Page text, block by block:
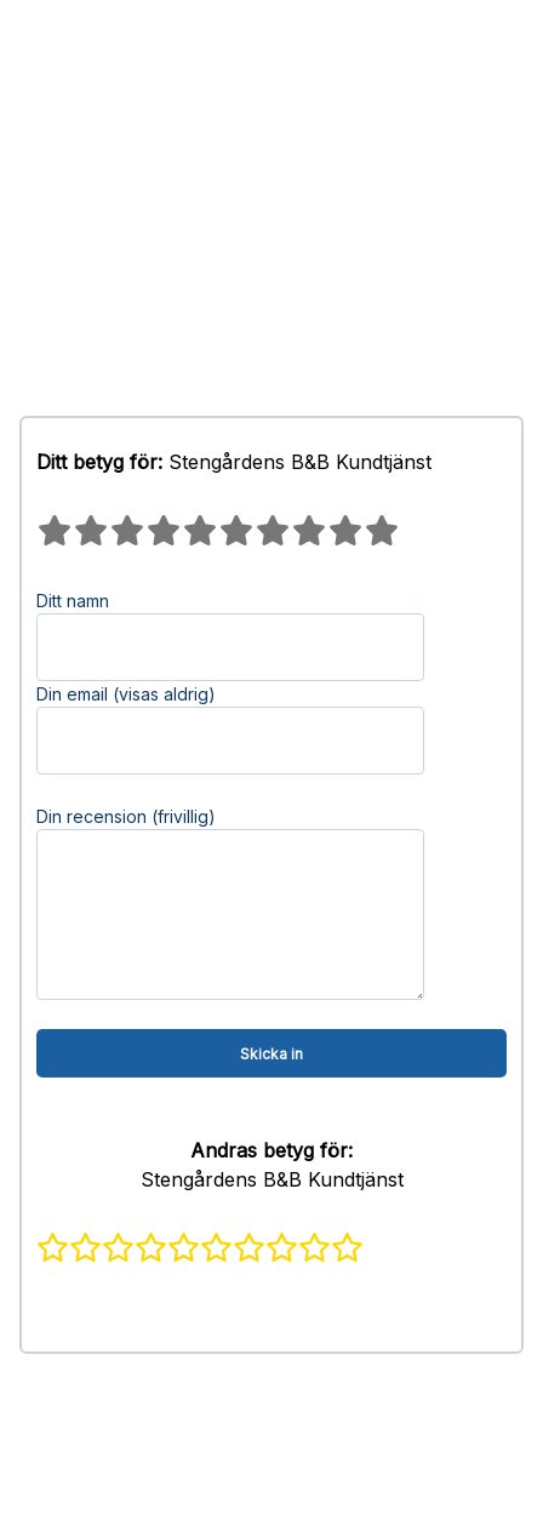
Ditt betyg för: Stengårdens B&B Kundtjänst
Ditt namn
Din email (visas aldrig)
Din recension (frivillig)
Andras betyg för:
Stengårdens B&B Kundtjänst